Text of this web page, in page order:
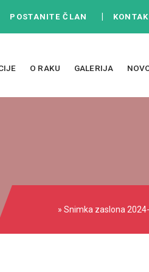
POSTANITE ČLAN
O RAKU GALERIJA
» Snimka zaslona